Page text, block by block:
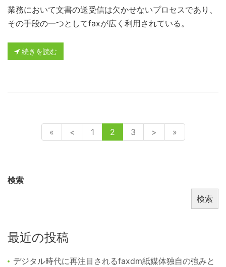
業務において文書の送受信は欠かせないプロセスであり、
その手段の一つとしてfaxが広く利用されている。
続きを読む
« < 1 2 3 > »
検索
検索
最近の投稿
デジタル時代に再注目されるfaxdm紙媒体独自の強みと